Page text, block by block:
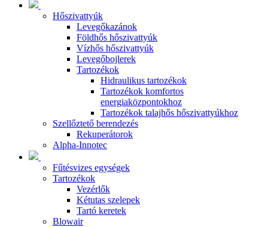
Hőszivattyúk
Levegőkazánok
Földhős hőszivattyúk
Vízhős hőszivattyúk
Levegőbojlerek
Tartozékok
Hidraulikus tartozékok
Tartozékok komfortos
energiaközpontokhoz
Tartozékok talajhős hőszivattyúkhoz
Szellőztető berendezés
Rekuperátorok
Alpha-Innotec
Fűtésvizes egységek
Tartozékok
Vezérlők
Kétutas szelepek
Tartó keretek
Blowair